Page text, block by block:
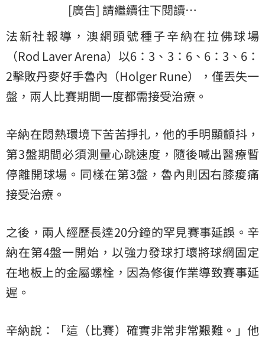
[廣告] 請繼續往下閱讀…
法新社報導，澳網頭號種子辛納在拉佛球場
（Rod Laver Arena）以6：3、3：6、6：3、6：
2擊敗丹麥好手魯內（Holger Rune），僅丟失一
盤，兩人比賽期間一度都需接受治療。
辛納在悶熱環境下苦苦掙扎，他的手明顯顫抖，
第3盤期間必須測量心跳速度，隨後喊出醫療暫
停離開球場。同樣在第3盤，魯內則因右膝痠痛
接受治療。
之後，兩人經歷長達20分鐘的罕見賽事延誤。辛
納在第4盤一開始，以強力發球打壞將球網固定
在地板上的金屬螺栓，因為修復作業導致賽事延
遲。
辛納說：「這（比賽）確實非常非常艱難。」他